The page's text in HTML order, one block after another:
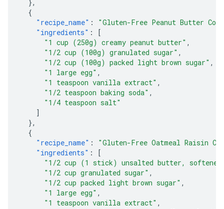
},
{
"recipe_name" :
"Gluten-Free Peanut Butter
"ingredients" :
[
"1 cup (250g) creamy peanut butter" ,
"1/2 cup (100g) granulated sugar" ,
"1/2 cup (100g) packed light brown sugar" ,
"1 large egg" ,
"1 teaspoon vanilla extract" ,
"1/2 teaspoon baking soda" ,
"1/4 teaspoon salt"
]
},
{
"recipe_name" :
"Gluten-Free Oatmeal Raisin
"ingredients" :
[
"1/2 cup (1 stick) unsalted butter,
"1/2 cup granulated sugar" ,
"1/2 cup packed light brown sugar" ,
"1 large egg" ,
"1 teaspoon vanilla extract" ,